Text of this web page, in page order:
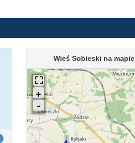
Wieś Sobieski na mapie